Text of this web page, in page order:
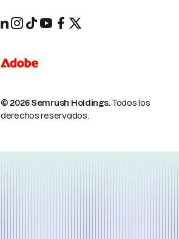
© 2026 Semrush Holdings.Todos los
derechos reservados.